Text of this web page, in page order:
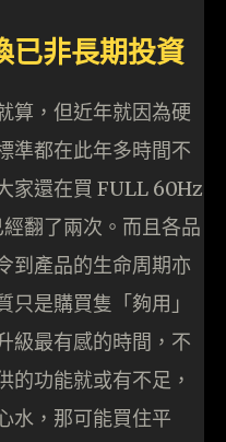
已非長期投資
算，但近年就因為硬
準都在此年多時間不
家還在買 FULL 60Hz
翻了兩次。而且各品
到產品的生命周期亦
是購買隻「夠用」
級最有感的時間，不
的功能就或有不足，
水，那可能買住平